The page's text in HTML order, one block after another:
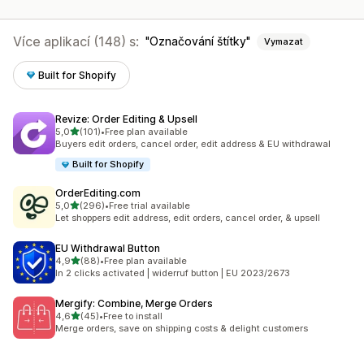
Více aplikací (148) s: Označování štítky Vymazat
Built for Shopify
Revize: Order Editing & Upsell
5,0z 5 hvězd
(101)
Celkový počet recenzí: 101
•Free plan available
Buyers edit orders, cancel order, edit address & EU withdrawal
Built for Shopify
OrderEditing.com
5,0z 5 hvězd
(296)
Celkový počet recenzí: 296
•Free trial available
Let shoppers edit address, edit orders, cancel order, & upsell
EU Withdrawal Button
4,9z 5 hvězd
(88)
Celkový počet recenzí: 88
•Free plan available
In 2 clicks activated | widerruf button | EU 2023/2673
Mergify: Combine, Merge Orders
4,6z 5 hvězd
(45)
Celkový počet recenzí: 45
•Free to install
Merge orders, save on shipping costs & delight customers